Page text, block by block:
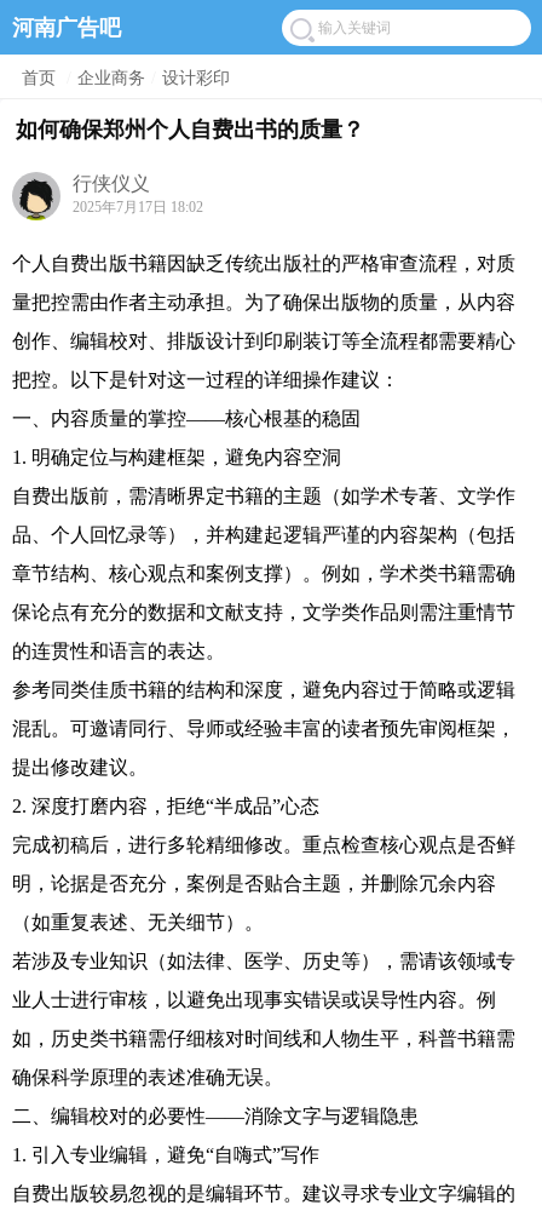
河南广告吧
首页 企业商务 设计彩印
如何确保郑州个人自费出书的质量？
行侠仪义
2025年7月17日 18:02
个人自费出版书籍因缺乏传统出版社的严格审查流程，对质
量把控需由作者主动承担。为了确保出版物的质量，从内容
创作、编辑校对、排版设计到印刷装订等全流程都需要精心
把控。以下是针对这一过程的详细操作建议：
一、内容质量的掌控——核心根基的稳固
1. 明确定位与构建框架，避免内容空洞
自费出版前，需清晰界定书籍的主题（如学术专著、文学作
品、个人回忆录等），并构建起逻辑严谨的内容架构（包括
章节结构、核心观点和案例支撑）。例如，学术类书籍需确
保论点有充分的数据和文献支持，文学类作品则需注重情节
的连贯性和语言的表达。
参考同类佳质书籍的结构和深度，避免内容过于简略或逻辑
混乱。可邀请同行、导师或经验丰富的读者预先审阅框架，
提出修改建议。
2. 深度打磨内容，拒绝“半成品”心态
完成初稿后，进行多轮精细修改。重点检查核心观点是否鲜
明，论据是否充分，案例是否贴合主题，并删除冗余内容
（如重复表述、无关细节）。
若涉及专业知识（如法律、医学、历史等），需请该领域专
业人士进行审核，以避免出现事实错误或误导性内容。例
如，历史类书籍需仔细核对时间线和人物生平，科普书籍需
确保科学原理的表述准确无误。
二、编辑校对的必要性——消除文字与逻辑隐患
1. 引入专业编辑，避免“自嗨式”写作
自费出版较易忽视的是编辑环节。建议寻求专业文字编辑的